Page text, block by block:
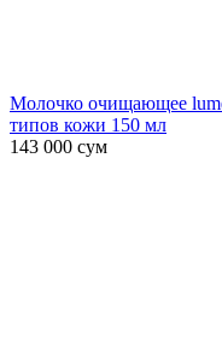
Молочко очищающее
типов кожи 150 мл
143 000 сум